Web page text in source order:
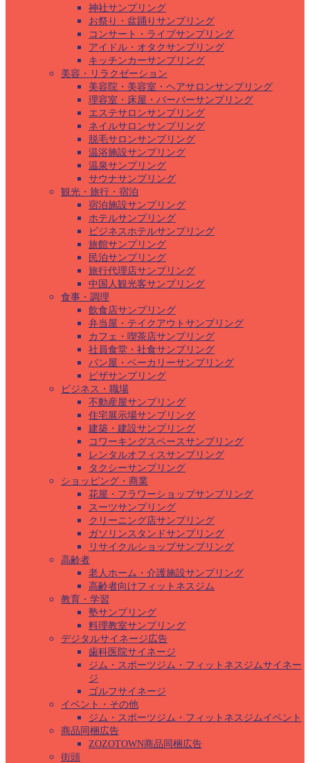
神社サンプリング
お祭り・盆踊りサンプリング
コンサート・ライブサンプリング
アイドル・オタクサンプリング
キッチンカーサンプリング
美容・リラクゼーション
美容院・美容室・ヘアサロンサンプリング
理容室・床屋・バーバーサンプリング
エステサロンサンプリング
ネイルサロンサンプリング
脱毛サロンサンプリング
温浴施設サンプリング
温泉サンプリング
サウナサンプリング
観光・旅行・宿泊
宿泊施設サンプリング
ホテルサンプリング
ビジネスホテルサンプリング
旅館サンプリング
民泊サンプリング
旅行代理店サンプリング
中国人観光客サンプリング
食事・調理
飲食店サンプリング
弁当屋・テイクアウトサンプリング
カフェ・喫茶店サンプリング
社員食堂・社食サンプリング
パン屋・ベーカリーサンプリング
ピザサンプリング
ビジネス・職場
不動産屋サンプリング
住宅展示場サンプリング
建築・建設サンプリング
コワーキングスペースサンプリング
レンタルオフィスサンプリング
タクシーサンプリング
ショッピング・商業
花屋・フラワーショップサンプリング
スーツサンプリング
クリーニング店サンプリング
ガソリンスタンドサンプリング
リサイクルショップサンプリング
高齢者
老人ホーム・介護施設サンプリング
高齢者向けフィットネスジム
教育・学習
塾サンプリング
料理教室サンプリング
デジタルサイネージ広告
歯科医院サイネージ
ジム・スポーツジム・フィットネスジムサイネー
ジ
ゴルフサイネージ
イベント・その他
ジム・スポーツジム・フィットネスジムイベント
商品同梱広告
ZOZOTOWN商品同梱広告
街頭